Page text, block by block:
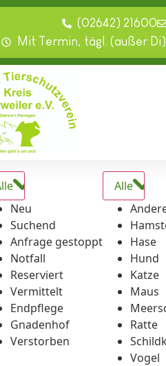
(02642) 21600
Mit Termin, tägl. (außer
Neu
Suchend
Anfrage gestoppt
Notfall
Reserviert
Vermittelt
Endpflege
Gnadenhof
Verstorben
Alle
Hase
Hund
Katze
Maus
Ratte
Vogel